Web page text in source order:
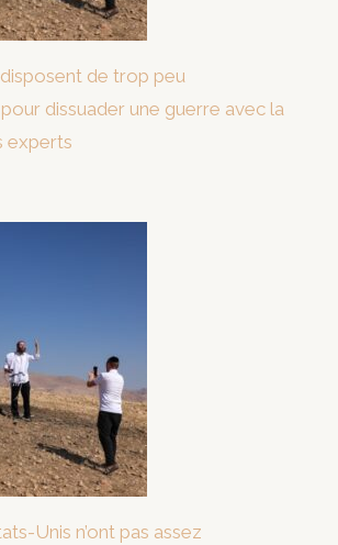
de trop peu
dissuader une guerre avec la
experts
Unis n’ont pas assez